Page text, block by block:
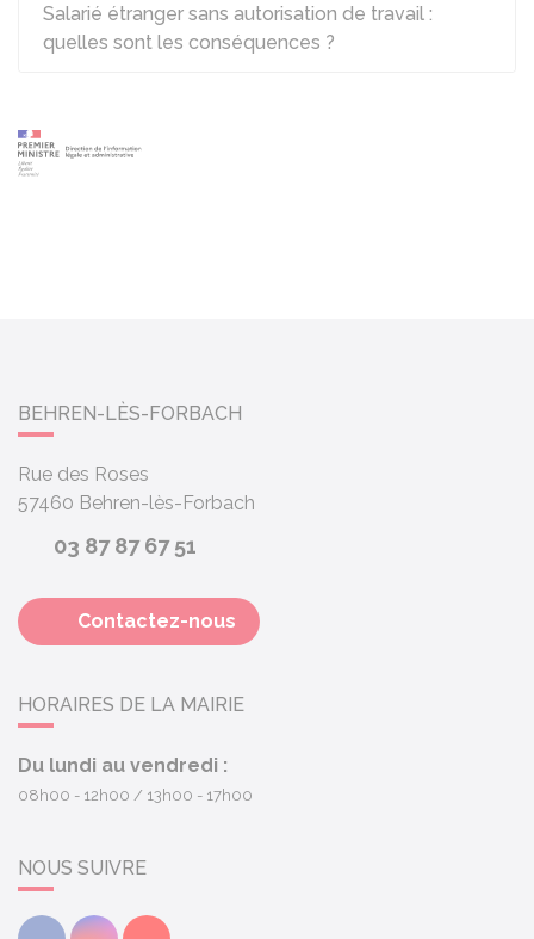
Salarié étranger sans autorisation de travail :
quelles sont les conséquences ?
BEHREN-LÈS-FORBACH
Rue des Roses
57460 Behren-lès-Forbach
03 87 87 67 51
Contactez-nous
HORAIRES DE LA MAIRIE
Du lundi au vendredi :
08h00 - 12h00 13h00 - 17h00
NOUS SUIVRE